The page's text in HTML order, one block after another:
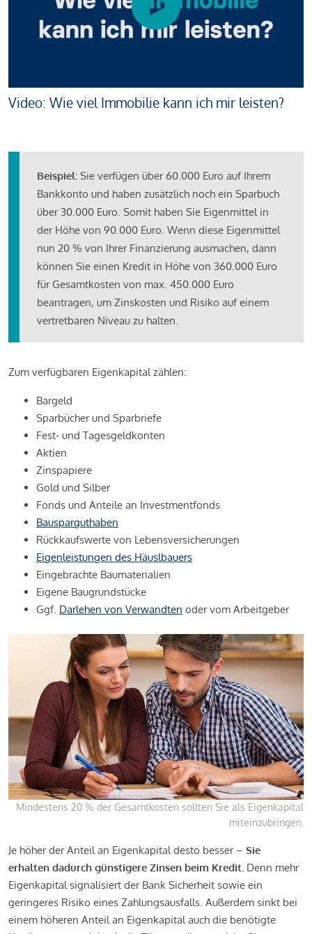
Video: Wie viel Immobilie kann ich mir leisten?
Beispiel: Sie verfügen über 60.000 Euro auf Ihrem
Bankkonto und haben zusätzlich noch ein Sparbuch
über 30.000 Euro. Somit haben Sie Eigenmittel in
der Höhe von 90.000 Euro. Wenn diese Eigenmittel
nun 20 % von Ihrer Finanzierung ausmachen, dann
können Sie einen Kredit in Höhe von 360.000 Euro
für Gesamtkosten von max. 450.000 Euro
beantragen, um Zinskosten und Risiko auf einem
vertretbaren Niveau zu halten.
Zum verfügbaren Eigenkapital zählen:
Bargeld
Sparbücher und Sparbriefe
Fest- und Tagesgeldkonten
Aktien
Zinspapiere
Gold und Silber
Fonds und Anteile an Investmentfonds
Bausparguthaben
Rückkaufswerte von Lebensversicherungen
Eigenleistungen des Häuslbauers
Eingebrachte Baumaterialien
Eigene Baugrundstücke
Ggf. Darlehen von Verwandten oder vom Arbeitgeber
Mindestens 20 % der Gesamtkosten sollten Sie als Eigenkapital
miteinzubringen.
Je höher der Anteil an Eigenkapital desto besser – Sie
erhalten dadurch günstigere Zinsen beim Kredit. Denn mehr
Eigenkapital signalisiert der Bank Sicherheit sowie ein
geringeres Risiko eines Zahlungsausfalls. Außerdem sinkt bei
einem höheren Anteil an Eigenkapital auch die benötigte